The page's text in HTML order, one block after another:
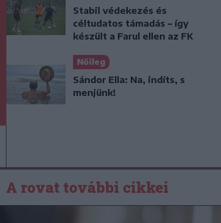
Stabil védekezés és
céltudatos támadás – így
készült a Farul ellen az FK
Nőileg
Sándor Ella: Na, indíts, s
menjünk!
A rovat további cikkei